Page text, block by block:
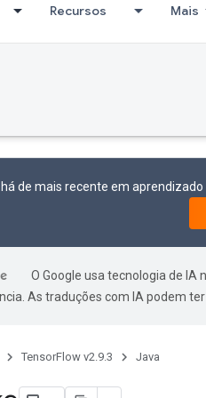
Recursos Mais
de mais recente em
O Google usa tecnologia de IA
As traduções com IA podem ter
TensorFlow v2.9.3 Java